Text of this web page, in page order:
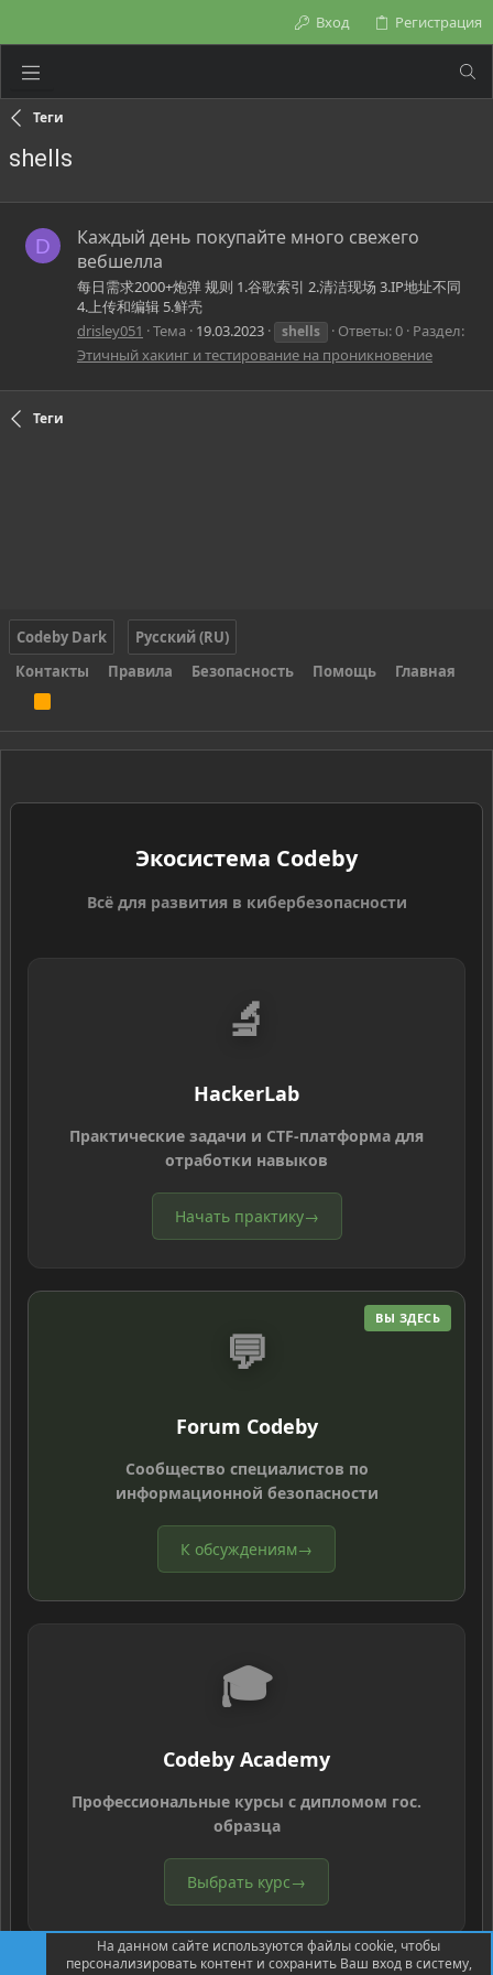
Вход Регистрация
Теги
shells
D
Каждый день покупайте много свежего
вебшелла
每日需求2000+炮弹 规则 1.谷歌索引 2.清洁现场 3.IP地址不同
4.上传和编辑 5.鲜壳
drisley051
Тема 19.03.2023 shells Ответы: 0 Раздел:
Этичный хакинг и тестирование на проникновение
Теги
Codeby Dark
Русский (RU)
Контакты
Правила Безопасность Помощь Главная
S
Экосистема Codeby
Всё для развития в кибербезопасности
🔬
HackerLab
Практические задачи и CTF-платформа для
отработки навыков
Начать практику→
ВЫ ЗДЕСЬ
💬
Forum Codeby
Сообщество специалистов по
информационной безопасности
К обсуждениям→
🎓
Codeby Academy
Профессиональные курсы с дипломом гос.
образца
Выбрать курс→
На данном сайте используются файлы cookie, чтобы
персонализировать контент и сохранить Ваш вход в систему,